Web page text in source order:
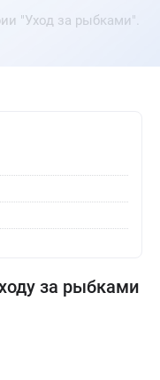
"Уход за рыбками".
за рыбками